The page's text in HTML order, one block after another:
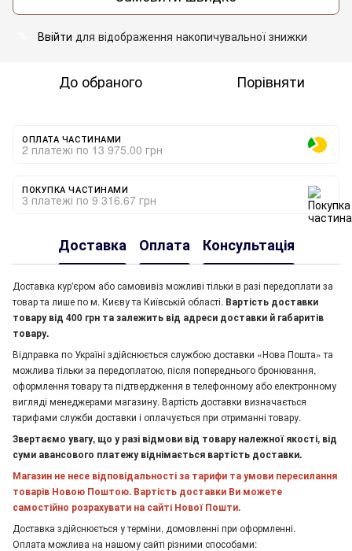
Ввійти для відображення накопичувальної знижки
До обраного Порівняти
ОПЛАТА ЧАСТИНАМИ
2 платежі по 13 975.00 грн
ПОКУПКА ЧАСТИНАМИ
3 платежі по 9 316.67 грн
Доставка Оплата Консультація
Доставка кур'єром або самовивіз можливі тільки в разі передоплати за
товар та лише по м. Києву та Київській області. Вартість доставки
товару від 400 грн та залежить від адреси доставки й габаритів
товару.
Відправка по Україні здійснюється службою доставки «Нова Пошта» та
можлива тільки за передоплатою, після попереднього бронювання,
оформлення товару та підтвердження в телефонному або електронному
вигляді менеджерами магазину. Вартість доставки визначається
тарифами служби доставки і оплачується при отриманні товару.
Звертаємо увагу, що у разі відмови від товару належної якості, від
суми авансового платежу віднімається вартість доставки.
Магазин не несе відповідальності за тарифи та умови пересилання
товарів Новою Поштою. Вартість доставки Ви можете
самостійно розрахувати на сайті Нової Пошти.
Доставка здійснюється у терміни, домовленні при оформленні.
Оплата можлива на нашому сайті різними способами: